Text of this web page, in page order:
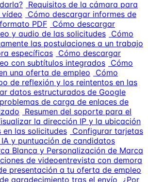
Requisitos de la cámara para
vídeo
Cómo descargar informes de
PDF Cómo descargar
y audio de las solicitudes Cómo
las postulaciones a un trabajo
específicas Cómo descargar
con subtítulos integrados Cómo
una oferta de empleo
Cómo
de reflexión y los reintentos en las
datos estructurados de Google
de carga de enlaces de
Resumen del soporte para el
la dirección IP y la ubicación
las solicitudes Configurar tarjetas
y puntuación de candidatos
Blanca y Personalización de Marca
de videoentrevista con demora
presentación a tu oferta de empleo
agradecimiento tras el envío
¿Por